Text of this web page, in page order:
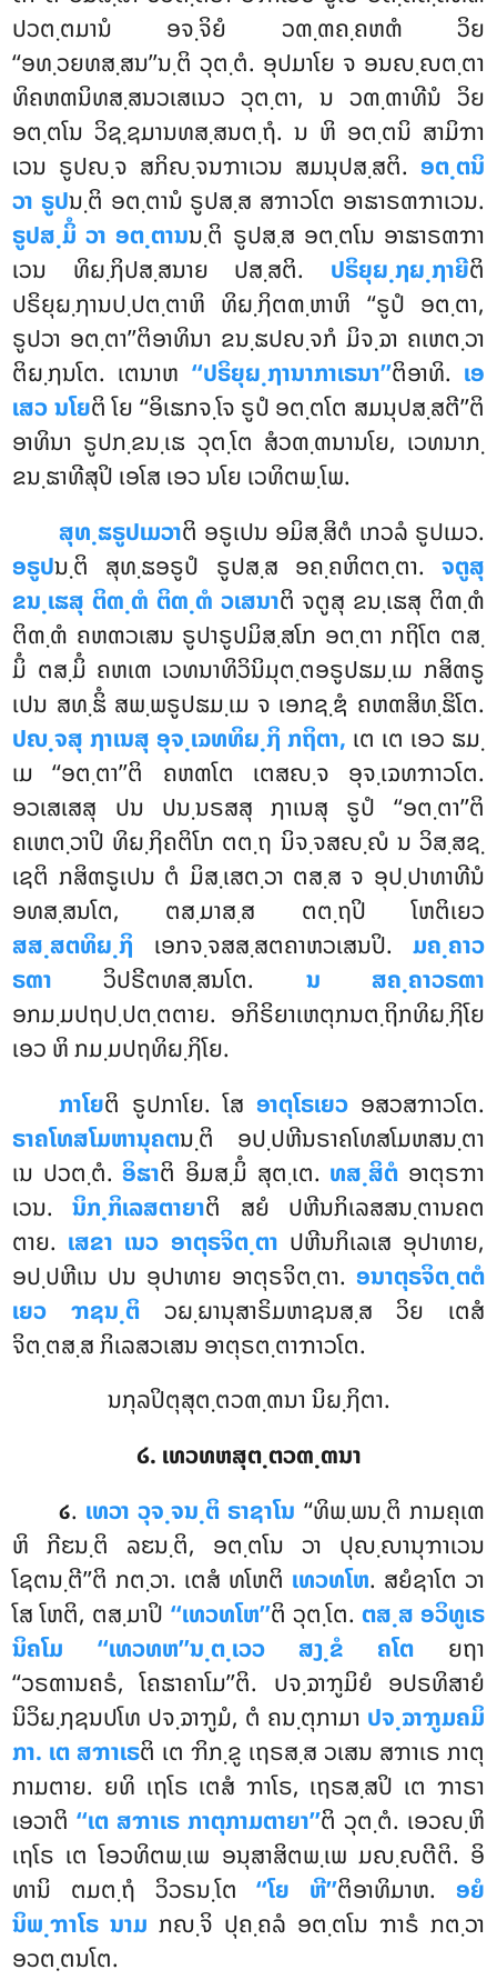
ປວຕ຺ຕມານໍ ອຈ຺ຈິຍໍ ວຓ຺ຓຄ຺ຄຫຓໍ ວິຍ
‘‘ອທ຺ວຍທສ຺ສນ’’ນ຺ຕິ ວຸຕ຺ຕໍ. ອຸປມາໂຍ ຈ ອນຎ຺ຎຕ຺ຕາ
ທິຄຫຓນິທສ຺ສນວເສເນວ ວຸຕ຺ຕາ, ນ ວຓ຺ຓາທີນໍ ວິຍ
ອຕ຺ຕໂນ ວິຊ຺ຊມານທສ຺ສນຕ຺ຖໍ. ນ ຫິ ອຕ຺ຕນິ ສາມິຠາ
ເວນ ຣູປຎ຺ຈ ສກິຎ຺ຈນຠາເວນ ສມນຸປສ຺ສຕິ. ອຕ຺ຕນິ
ວາ ຣູປນ຺ຕິ ອຕ຺ຕານໍ ຣູປສ຺ສ ສຠາວໂຕ ອາຘາຣຓຠາເວນ.
ຣູປສ຺ມິໍ ວາ ອຕ຺ຕານນ຺ຕິ ຣູປສ຺ສ ອຕ຺ຕໂນ ອາຘາຣຓຠາ
ເວນ ທິຏ຺ຐິປສ຺ສນາຍ ປສ຺ສຕິ. ປຣິຍຸຏ຺ຐຏ຺ຐາຍີຕິ
ປຣິຍຸຏ຺ຐານປ຺ປຕ຺ຕາຫິ ທິຏ຺ຐິຕຓ຺ຫາຫິ ‘‘ຣູປໍ ອຕ຺ຕາ,
ຣູປວາ ອຕ຺ຕາ’’ຕິອາທິນາ ຂນ຺ຘປຎ຺ຈກໍ ມິຈ຺ຉາ ຄເຫຕ຺ວາ
ຕິຏ຺ຐນໂຕ. ເຕນາຫ ‘‘ປຣິຍຸຏ຺ຐານາກາເຣນາ’’ຕິອາທິ. ເອ
ເສວ ນໂຍຕິ ໂຍ ‘‘ອິເຘກຈ຺ໂຈ ຣູປໍ ອຕ຺ຕໂຕ ສມນຸປສ຺ສຕີ’’ຕິ
ອາທິນາ ຣູປກ຺ຂນ຺ເຘ ວຸຕ຺ໂຕ ສໍວຓ຺ຓນານໂຍ, ເວທນາກ຺
ຂນ຺ຘາທີສຸປິ ເອໂສ ເອວ ນໂຍ ເວທິຕພ຺ໂພ.
ສຸທ຺ຘຣູປເມວາຕິ ອຣູເປນ ອມິສ຺ສິຕໍ ເກວລໍ ຣູປເມວ.
ອຣູປນ຺ຕິ ສຸທ຺ຘອຣູປໍ ຣູປສ຺ສ ອຄ຺ຄຫິຕຕ຺ຕາ. ຈຕູສຸ
ຂນ຺ເຘສຸ ຕິຓ຺ຓໍ ຕິຓ຺ຓໍ ວເສນາຕິ ຈຕູສຸ ຂນ຺ເຘສຸ ຕິຓ຺ຓໍ
ຕິຓ຺ຓໍ ຄຫຓວເສນ ຣູປາຣູປມິສ຺ສໂກ ອຕ຺ຕາ ກຖິໂຕ ຕສ຺
ມິໍ ຕສ຺ມິໍ ຄຫເຓ ເວທນາທິວິນິມຸຕ຺ຕອຣູປຘມ຺ເມ ກສິຓຣູ
ເປນ ສທ຺ຘິໍ ສພ຺ພຣູປຘມ຺ເມ ຈ ເອກຊ຺ຌໍ ຄຫຓສິທ຺ຘິໂຕ.
ປຎ຺ຈສຸ ຐາເນສຸ ອຸຈ຺ເຉທທິຏ຺ຐິ ກຖິຕາ, ເຕ ເຕ ເອວ ຘມ຺
ເມ ‘‘ອຕ຺ຕາ’’ຕິ ຄຫຓໂຕ ເຕສຎ຺ຈ ອຸຈ຺ເຉທຠາວໂຕ.
ອວເສເສສຸ ປນ ປນ຺ນຣສສຸ ຐາເນສຸ ຣູປໍ ‘‘ອຕ຺ຕາ’’ຕິ
ຄເຫຕ຺ວາປິ ທິຏ຺ຐິຄຕິໂກ ຕຕ຺ຖ ນິຈ຺ຈສຎ຺ຎໍ ນ ວິສ຺ສຊ຺
ເຊຕິ ກສິຓຣູເປນ ຕໍ ມິສ຺ເສຕ຺ວາ ຕສ຺ສ ຈ ອຸປ຺ປາທາທີນໍ
ອທສ຺ສນໂຕ, ຕສ຺ມາສ຺ສ ຕຕ຺ຖປິ ໂຫຕິເຍວ
ສສ຺ສຕທິຏ຺ຐິ ເອກຈ຺ຈສສ຺ສຕຄາຫວເສນປິ. ມຄ຺ຄາວ
ຣຓາ ວິປຣີຕທສ຺ສນໂຕ. ນ ສຄ຺ຄາວຣຓາ
ອກມ຺ມປຖປ຺ປຕ຺ຕຕາຍ. ອກິຣິຍາເຫຕຸກນຕ຺ຖິກທິຏ຺ຐິໂຍ
ເອວ ຫິ ກມ຺ມປຖທິຏ຺ຐິໂຍ.
ກາໂຍຕິ ຣູປກາໂຍ. ໂສ ອາຕຸໂຣເຍວອສວສຠາວໂຕ.
ຣາຄໂທສໂມຫານຸຄຕນ຺ຕິ ອປ຺ປຫີນຣາຄໂທສໂມຫສນ຺ຕາ
ເນ ປວຕ຺ຕໍ. ອິຘາຕິ ອິມສ຺ມິໍ ສຸຕ຺ເຕ. ທສ຺ສິຕໍ ອາຕຸຣຠາ
ເວນ.ນິກ຺ກິເລສຕາຍາຕິ ສຍໍ ປຫີນກິເລສສນ຺ຕານຄຕ
ຕາຍ. ເສຂາ ເນວ ອາຕຸຣຈິຕ຺ຕາ ປຫີນກິເລເສ ອຸປາທາຍ,
ອປ຺ປຫີເນ ປນ ອຸປາທາຍ ອາຕຸຣຈິຕ຺ຕາ. ອນາຕຸຣຈິຕ຺ຕຕໍ
ເຍວ ຠຊນ຺ຕິວຏ຺ຏານຸສາຣິມຫາຊນສ຺ສ ວິຍ ເຕສໍ
ຈິຕ຺ຕສ຺ສ ກິເລສວເສນ ອາຕຸຣຕ຺ຕາຠາວໂຕ.
ນກຸລປິຕຸສຸຕ຺ຕວຓ຺ຓນາ ນິຏ຺ຐິຕາ.
໒. ເທວທຫສຸຕ຺ຕວຓ຺ຓນາ
໒. ເທວາ ວຸຈ຺ຈນ຺ຕິ ຣາຊາໂນ ‘‘ທິພ຺ພນ຺ຕິ ກາມຄຸເຓ
ຫິ ກີຬນ຺ຕິ ລຬນ຺ຕິ, ອຕ຺ຕໂນ ວາ ປຸຎ຺ຎານຸຠາເວນ
ໂຊຕນ຺ຕີ’’ຕິ ກຕ຺ວາ. ເຕສໍ ທໂຫຕິ ເທວທໂຫ. ສຍໍຊາໂຕ ວາ
ໂສ ໂຫຕິ, ຕສ຺ມາປິ ‘‘ເທວທໂຫ’’ຕິ ວຸຕ຺ໂຕ. ຕສ຺ສ ອວິທູເຣ
ນິຄໂມ ‘‘ເທວທຫ’’ນ຺ຕ຺ເວວ ສງ຺ຂໍ ຄໂຕ ຍຖາ
‘‘ວຣຓານຄຣໍ, ໂຄຘາຄາໂມ’’ຕິ. ປຈ຺ຉາຠູມິຍໍ ອປຣທິສາຍໍ
ນິວິຏ຺ຐຊນປໂທ ປຈ຺ຉາຠູມໍ, ຕໍ ຄນ຺ຕຸກາມາ ປຈ຺ຉາຠູມຄມິ
ກາ. ເຕ ສຠາເຣຕິ ເຕ ຠິກ຺ຂູ ເຖຣສ຺ສ ວເສນ ສຠາເຣ ກາຕຸ
ກາມຕາຍ. ຍທິ ເຖໂຣ ເຕສໍ ຠາໂຣ, ເຖຣສ຺ສປິ ເຕ ຠາຣາ
ເອວາຕິ‘‘ເຕ ສຠາເຣ ກາຕຸກາມຕາຍາ’’ຕິ ວຸຕ຺ຕໍ. ເອວຎ຺ຫິ
ເຖໂຣ ເຕ ໂອວທິຕພ຺ເພ ອນຸສາສິຕພ຺ເພ ມຎ຺ຎຕີຕິ. ອິ
ທານິ ຕມຕ຺ຖໍ ວິວຣນ຺ໂຕ‘‘ໂຍ ຫີ’’ຕິອາທິມາຫ. ອຍໍ
ນິພ຺ຠາໂຣ ນາມ ກຎ຺ຈິ ປຸຄ຺ຄລໍ ອຕ຺ຕໂນ ຠາຣໍ ກຕ຺ວາ
ອວຕ຺ຕນໂຕ.